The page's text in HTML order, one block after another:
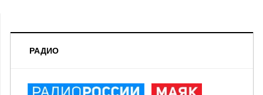
РАДИО